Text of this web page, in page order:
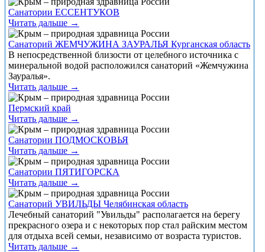
Санатории ЕССЕНТУКОВ
Читать дальше →
Санаторий ЖЕМЧУЖИНА ЗАУРАЛЬЯ Курганская область
В непосредственной близости от целебного источника с
минеральной водой расположился санаторий «Жемчужина
Зауралья».
Читать дальше →
Пермский край
Читать дальше →
Санатории ПОДМОСКОВЬЯ
Читать дальше →
Санатории ПЯТИГОРСКА
Читать дальше →
Санаторий УВИЛЬДЫ Челябинская область
Лечебный санаторий "Увильды" располагается на берегу
прекрасного озера и с некоторых пор стал райским местом
для отдыха всей семьи, независимо от возраста туристов.
Читать дальше →